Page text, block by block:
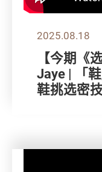
2025.08.18
【今期《
Jaye | 「
鞋挑选密技